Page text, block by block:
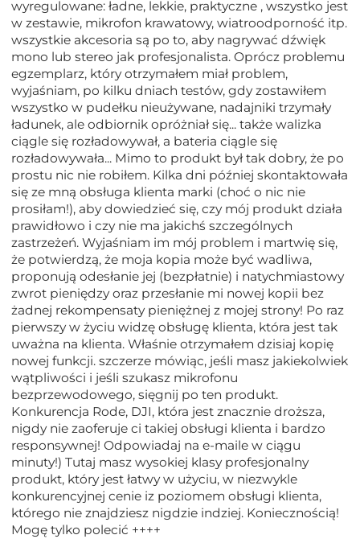
wyregulowane: ładne, lekkie, praktyczne , wszystko jest
w zestawie, mikrofon krawatowy, wiatroodporność itp.
wszystkie akcesoria są po to, aby nagrywać dźwięk
mono lub stereo jak profesjonalista. Oprócz problemu
egzemplarz, który otrzymałem miał problem,
wyjaśniam, po kilku dniach testów, gdy zostawiłem
wszystko w pudełku nieużywane, nadajniki trzymały
ładunek, ale odbiornik opróżniał się... także walizka
ciągle się rozładowywał, a bateria ciągle się
rozładowywała... Mimo to produkt był tak dobry, że po
prostu nic nie robiłem. Kilka dni później skontaktowała
się ze mną obsługa klienta marki (choć o nic nie
prosiłam!), aby dowiedzieć się, czy mój produkt działa
prawidłowo i czy nie ma jakichś szczególnych
zastrzeżeń. Wyjaśniam im mój problem i martwię się,
że potwierdzą, że moja kopia może być wadliwa,
proponują odesłanie jej (bezpłatnie) i natychmiastowy
zwrot pieniędzy oraz przesłanie mi nowej kopii bez
żadnej rekompensaty pieniężnej z mojej strony! Po raz
pierwszy w życiu widzę obsługę klienta, która jest tak
uważna na klienta. Właśnie otrzymałem dzisiaj kopię
nowej funkcji. szczerze mówiąc, jeśli masz jakiekolwiek
wątpliwości i jeśli szukasz mikrofonu
bezprzewodowego, sięgnij po ten produkt.
Konkurencja Rode, DJI, która jest znacznie droższa,
nigdy nie zaoferuje ci takiej obsługi klienta i bardzo
responsywnej! Odpowiadaj na e-maile w ciągu
minuty!) Tutaj masz wysokiej klasy profesjonalny
produkt, który jest łatwy w użyciu, w niezwykle
konkurencyjnej cenie iz poziomem obsługi klienta,
którego nie znajdziesz nigdzie indziej. Koniecznością!
Mogę tylko polecić ++++